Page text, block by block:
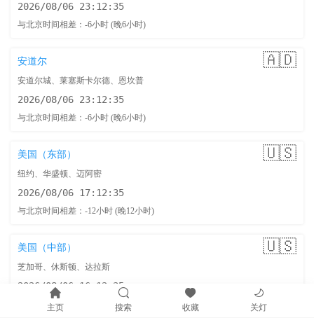
2026/08/06 23:12:36
与北京时间相差：-6小时 (晚6小时)
🇦🇩
安道尔
安道尔城、莱塞斯卡尔德、恩坎普
2026/08/06 23:12:36
与北京时间相差：-6小时 (晚6小时)
🇺🇸
美国（东部）
纽约、华盛顿、迈阿密
2026/08/06 17:12:36
与北京时间相差：-12小时 (晚12小时)
🇺🇸
美国（中部）
芝加哥、休斯顿、达拉斯
2026/08/06 16:12:36
与北京时间相差：-13小时 (晚13小时)
主页 搜索 收藏 关灯